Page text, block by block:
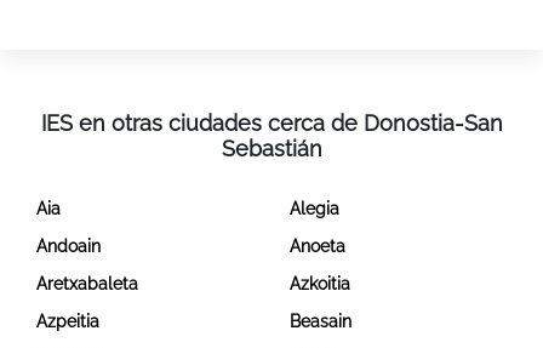
IES en otras ciudades cerca de Donostia-San
Sebastián
Aia
Alegia
Andoain
Anoeta
Aretxabaleta
Azkoitia
Azpeitia
Beasain